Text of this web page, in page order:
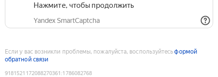
Нажмите, чтобы продолжить
Yandex SmartCaptcha
Если у вас возникли проблемы, пожалуйста, воспользуйтесьформой
обратной связи
9181521172088270361 :1786082768